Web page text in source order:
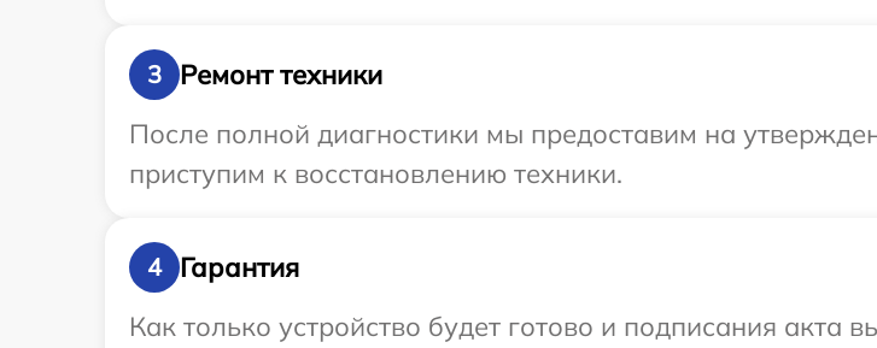
3
Ремонт техники
После полной диагностики мы предоставим на
приступим к восстановлению техники.
4
Гарантия
Как только устройство будет готово и подписания